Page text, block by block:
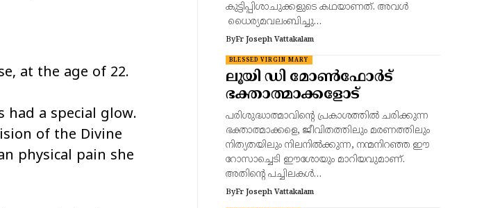
at the age of 22.
had a special glow.
of the Divine
physical pain she
കുട്ടിപ്പിശാചുക്കളുടെ കഥയാണത്. അവൾ
ധൈര്യമവലംബിച്ചു…
ByFr Joseph Vattakalam
BLESSED VIRGIN MARY
ലൂയി ഡി മോൺഫോർട്
ഭക്താത്മാക്കളോട്
പരിശുദ്ധാത്മാവിന്റെ പ്രകാശത്തിൽ ചരിക്കുന്ന
ഭക്താത്മാക്കളെ, ജീവിതത്തിലും മരണത്തിലും
നിത്യതയിലും നിലനിൽക്കുന്ന, നന്മനിറഞ്ഞ ഈ
റോസാച്ചെടി ഈശോയും മാറിയവുമാണ്.
അതിന്റെ പച്ചിലകൾ…
ByFr Joseph Vattakalam